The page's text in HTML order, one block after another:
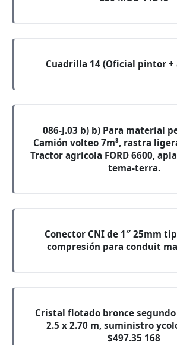
Cuadrilla 14 (Oficial pintor +
086-J.03 b) b) Para material
Camión volteo 7m³, rastra
Tractor agricola FORD 6600,
tema-terra.
Conector CNI de 1″ 25mm
compresión para conduit
Cristal flotado bronce
2.5 x 2.70 m, suministro
$497.35 168